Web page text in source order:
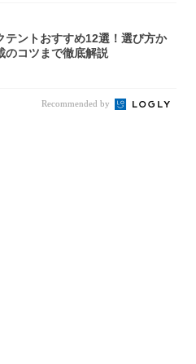
テントおすすめ12選！選び方か
のコツまで徹底解説
Recommended by